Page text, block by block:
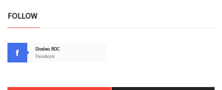
FOLLOW
Diodeo.ROC
Facebook